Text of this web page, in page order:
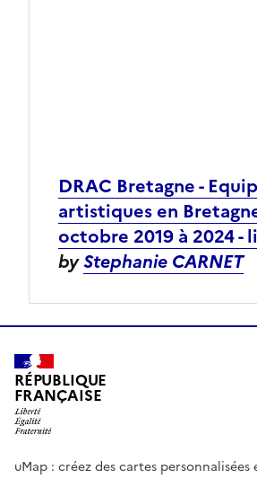
DRAC Bretagne -
artistiques en
octobre 2019 à 2024 -
byStephanie CARNET
RÉPUBLIQUE
FRANÇAISE
uMap : créez des cartes